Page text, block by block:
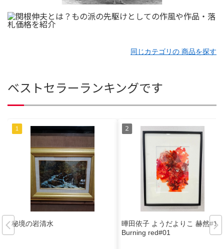
同じカテゴリの 商品を探す
ベストセラーランキングです
秘境の岩清水
曄田依子 ようだよりこ 赫然#1
Burning red#01